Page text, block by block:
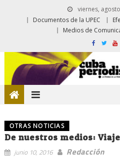
viernes,
Documentos de la UPEC
Medios de
OTRAS NOTICIAS
De nuestros medios:
junio 10, 2016
Redacción